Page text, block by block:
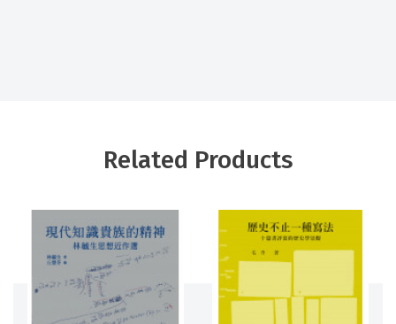
Related Products